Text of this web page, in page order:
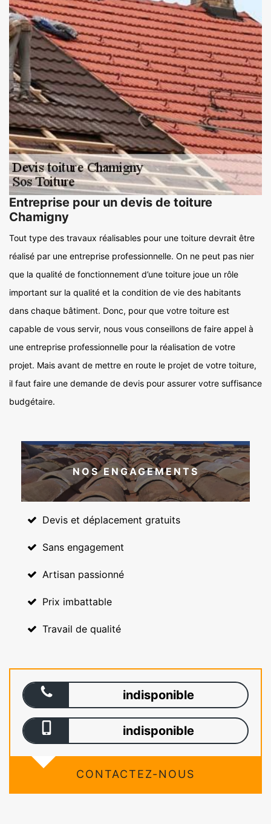
Entreprise pour un devis de toiture
Chamigny
Tout type des travaux réalisables pour une toiture devrait être
réalisé par une entreprise professionnelle. On ne peut pas nier
que la qualité de fonctionnement d’une toiture joue un rôle
important sur la qualité et la condition de vie des habitants
dans chaque bâtiment. Donc, pour que votre toiture est
capable de vous servir, nous vous conseillons de faire appel à
une entreprise professionnelle pour la réalisation de votre
projet. Mais avant de mettre en route le projet de votre toiture,
il faut faire une demande de devis pour assurer votre suffisance
budgétaire.
NOS ENGAGEMENTS
Devis et déplacement gratuits
Sans engagement
Artisan passionné
Prix imbattable
Travail de qualité
indisponible
indisponible
CONTACTEZ-NOUS